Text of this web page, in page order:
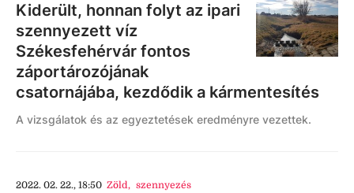
Kiderült, honnan folyt az ipari
szennyezett víz
Székesfehérvár fontos
záportározójának
csatornájába, kezdődik a kármentesítés
A vizsgálatok és az egyeztetések eredményre vezettek.
2022. 02. 22., 18:50 Zöld, szennyezés